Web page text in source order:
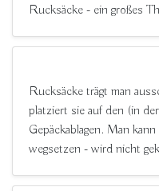
Rucksäcke - ein großes
Rucksäcke trägt man
platziert sie auf den (in
Gepäckablagen. Man
wegsetzen - wird nicht